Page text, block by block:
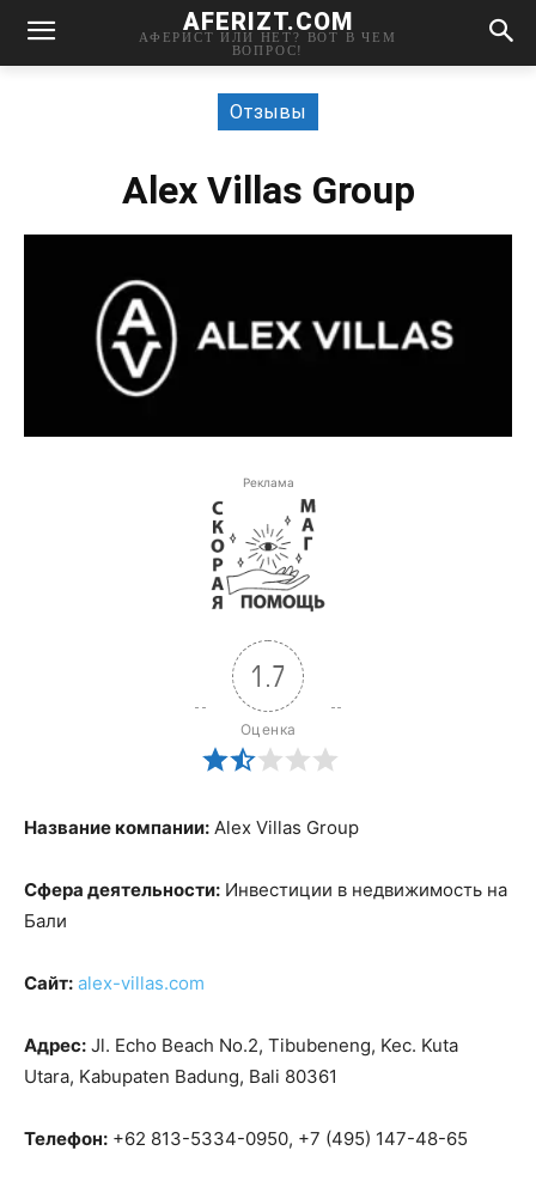
AFERIZT.COM
АФЕРИСТ ИЛИ НЕТ? ВОТ В ЧЕМ
ВОПРОС!
Отзывы
Alex Villas Group
Реклама
1.7
Оценка
Название компании: Alex Villas Group
Сфера деятельности: Инвестиции в недвижимость на
Бали
Сайт: alex-villas.com
Адрес: Jl. Echo Beach No.2, Tibubeneng, Kec. Kuta
Utara, Kabupaten Badung, Bali 80361
Телефон: +62 813-5334-0950, +7 (495) 147-48-65